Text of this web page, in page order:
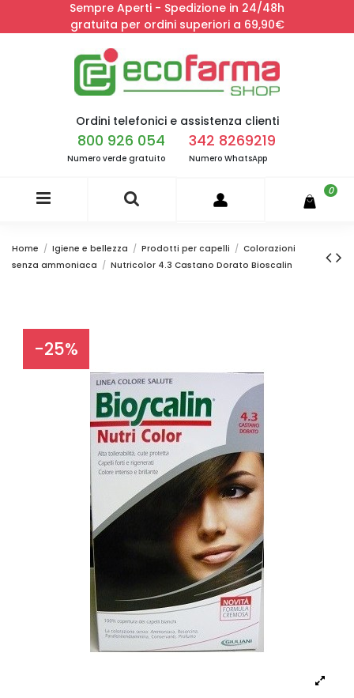
Sempre Aperti - Spedizione in 24/48h
gratuita per ordini superiori a 69,90€
Ordini telefonici e assistenza clienti
800 926 054
Numero verde gratuito
342 8269219
Numero WhatsApp
0
Home Igiene e bellezza Prodotti per capelli
Colorazioni
senza ammoniaca
Nutricolor 4.3 Castano Dorato Bioscalin
-25%